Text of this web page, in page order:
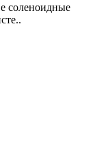
соленоидные